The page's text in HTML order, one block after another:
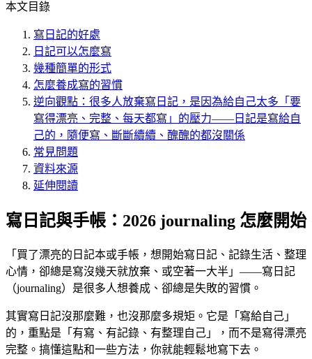
本文目錄
寫日記的好處
日記可以怎麼寫
幾種簡單的形式
怎麼養成寫的習慣
逆向觀點：很多人放棄寫日記，是因為給自己太多「要
寫得漂亮、完整、每天都寫」的壓力——日記是寫給自
己的，隨便寫、斷斷續續、醜醜的都沒關係
常見問題
資料來源
延伸閱讀
寫日記與手帳：2026 journaling 怎麼開始
「買了漂亮的日記本或手帳，想開始寫日記、記錄生活、整理
心情，卻總是寫沒幾天就放棄、或空著一大半」——寫日記
（journaling）是很多人想養成、卻總是失敗的習慣。
其實寫日記沒那麼難，也沒那麼多規矩。它是「寫給自己」
的，重點是「有寫、有記錄、有整理自己」，而不是寫得漂亮
完整。搞懂這點和一些方法，你就能輕鬆地寫下去。